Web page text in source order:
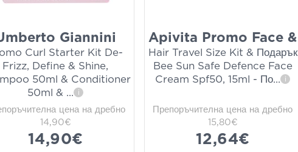
Giannini
Curl Starter Kit De-
Frizz, Define & Shine,
50ml & Conditioner
50ml & ... i
цена на дребно
14,90€
14,90€
Apivita Promo Face &
Hair Travel Size Kit & Подарък
Bee Sun Safe Defence Face
Cream Spf50, 15ml - По... i
Препоръчителна цена на дребно
15,80€
12,64€